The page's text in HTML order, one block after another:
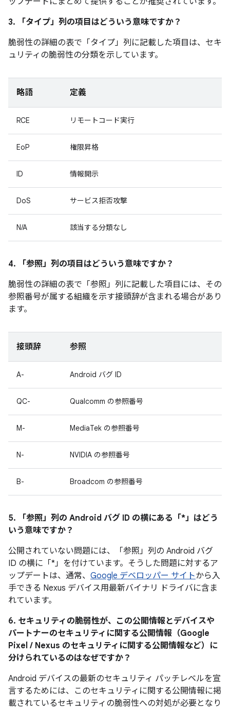
3. 「タイプ」 列の項目はどういう意味ですか？
脆弱性の詳細の表で「タイプ」 列に記載した項目は、セキ
ュリティの脆弱性の分類を示しています。
略語 定義
RCE リモートコード実行
EoP 権限昇格
ID 情報開示
DoS サービス拒否攻撃
N/A 該当する分類なし
4. 「参照」 列の項目はどういう意味ですか？
脆弱性の詳細の表で「参照」列に記載した項目には、その
参照番号が属する組織を示す接頭辞が含まれる場合があり
ます。
接頭辞 参照
A- Android バグ ID
QC- Qualcomm の参照番号
M- MediaTek の参照番号
N- NVIDIA の参照番号
B- Broadcom の参照番号
5. 「参照」 列の Android バグ ID の横にある「*」はどう
いう意味ですか？
公開されていない問題には、「参照」列の Android バグ
ID の横に「*」を付けています。そうした問題に対するア
ップデートは、通常、 Google デベロッパー サイトから入
手できる Nexus デバイス用最新バイナリ ドライバに含ま
れています。
6. セキュリティの脆弱性が、この公開情報とデバイスや
パートナーのセキュリティに関する公開情報（Google
Pixel / Nexus のセキュリティに関する公開情報など）に
分けられているのはなぜですか？
Android デバイスの最新のセキュリティ パッチレベルを宣
言するためには、このセキュリティに関する公開情報に掲
載されているセキュリティの脆弱性への対処が必要となり